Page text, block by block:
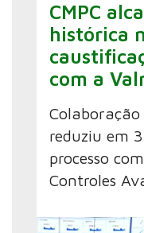
CMPC
histórica
com a
Colaboração
reduziu em
processo
Controles